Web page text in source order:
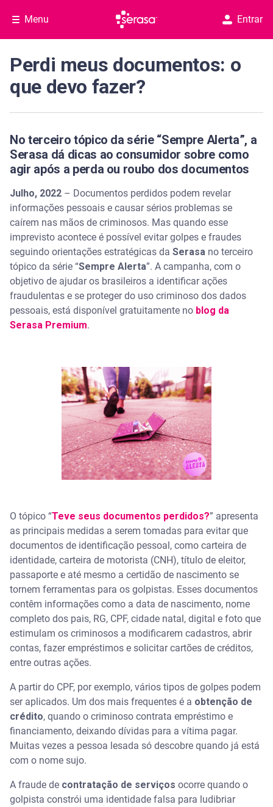
Menu Entrar
Perdi meus documentos: o
que devo fazer?
No terceiro tópico da série “Sempre Alerta”, a
Serasa dá dicas ao consumidor sobre como
agir após a perda ou roubo dos documentos
Julho, 2022 – Documentos perdidos podem revelar
informações pessoais e causar sérios problemas se
caírem nas mãos de criminosos. Mas quando esse
imprevisto acontece é possível evitar golpes e fraudes
seguindo orientações estratégicas da Serasa no terceiro
tópico da série “Sempre Alerta”. A campanha, com o
objetivo de ajudar os brasileiros a identificar ações
fraudulentas e se proteger do uso criminoso dos dados
pessoais, está disponível gratuitamente no blog da
Serasa Premium.
O tópico “Teve seus documentos perdidos?” apresenta
as principais medidas a serem tomadas para evitar que
documentos de identificação pessoal, como carteira de
identidade, carteira de motorista (CNH), título de eleitor,
passaporte e até mesmo a certidão de nascimento se
tornem ferramentas para os golpistas. Esses documentos
contêm informações como a data de nascimento, nome
completo dos pais, RG, CPF, cidade natal, digital e foto que
estimulam os criminosos a modificarem cadastros, abrir
contas, fazer empréstimos e solicitar cartões de créditos,
entre outras ações.
A partir do CPF, por exemplo, vários tipos de golpes podem
ser aplicados. Um dos mais frequentes é a obtenção de
crédito, quando o criminoso contrata empréstimo e
financiamento, deixando dívidas para a vítima pagar.
Muitas vezes a pessoa lesada só descobre quando já está
com o nome sujo.
A fraude de contratação de serviços ocorre quando o
golpista constrói uma identidade falsa para ludibriar